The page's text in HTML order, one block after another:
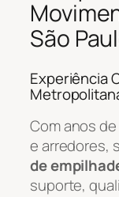
São
Experiência
Com anos
e arredores,
de
suporte,